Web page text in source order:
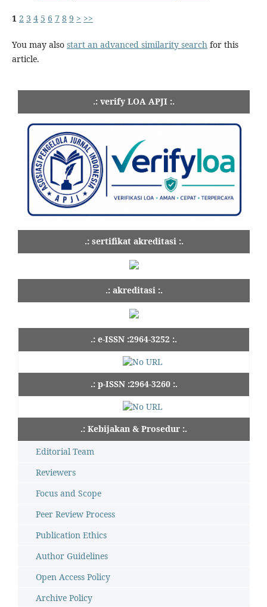
1 2 3 4 5 6 7 8 9 > >>
You may also start an advanced similarity searchfor this
article.
.: verify LOA APJI :.
.: sertifikat akreditasi :.
.: akreditasi :.
.: e-ISSN :2964-3252 :.
.: p-ISSN :2964-3260 :.
.: Kebijakan & Prosedur :.
Editorial Team
Reviewers
Focus and Scope
Peer Review Process
Publication Ethics
Author Guidelines
Open Access Policy
Archive Policy